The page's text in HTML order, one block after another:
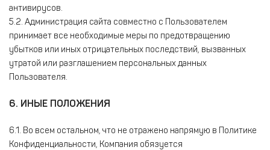
антивирусов.
5.2. Администрация сайта совместно с Пользователем
принимает все необходимые меры по предотвращению
убытков или иных отрицательных последствий, вызванных
утратой или разглашением персональных данных
Пользователя.
6. ИНЫЕ ПОЛОЖЕНИЯ
6.1. Во всем остальном, что не отражено напрямую в Политике
Конфиденциальности, Компания обязуется